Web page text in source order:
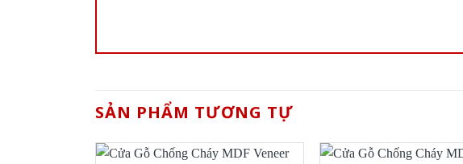
SẢN PHẨM TƯƠNG TỰ